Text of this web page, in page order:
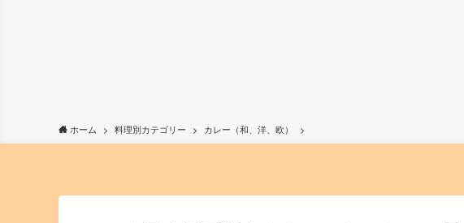
ホーム 料理別カテゴリー カレー（和、洋、欧）